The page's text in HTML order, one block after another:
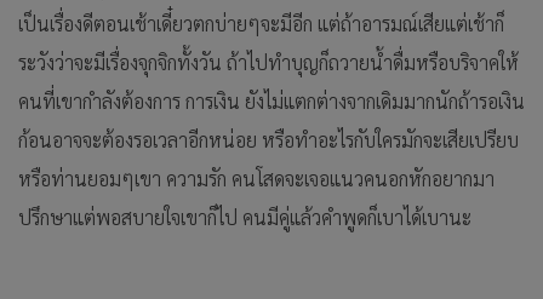
เป็นเรื่องดีตอนเช้าเดี๋ยวตกบ่ายๆจะมีอีก แต่ถ้าอารมณ์เสียแต่เช้าก็
ระวังว่าจะมีเรื่องจุกจิกทั้งวัน ถ้าไปทำบุญก็ถวายน้ำดื่มหรือบริจาคให้
คนที่เขากำลังต้องการ การเงิน ยังไม่แตกต่างจากเดิมมากนักถ้ารอเงิน
ก้อนอาจจะต้องรอเวลาอีกหน่อย หรือทำอะไรกับใครมักจะเสียเปรียบ
หรือท่านยอมๆเขา ความรัก คนโสดจะเจอแนวคนอกหักอยากมา
ปรึกษาแต่พอสบายใจเขาก็ไป คนมีคู่แล้วคำพูดก็เบาได้เบานะ